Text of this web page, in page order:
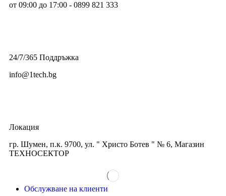
от 09:00 до 17:00 - 0899 821 333
24/7/365 Поддръжка
info@1tech.bg
Локация
гр. Шумен, п.к. 9700, ул. " Христо Ботев " № 6, Магазин
ТЕХНОСЕКТОР
Обслужване на клиенти